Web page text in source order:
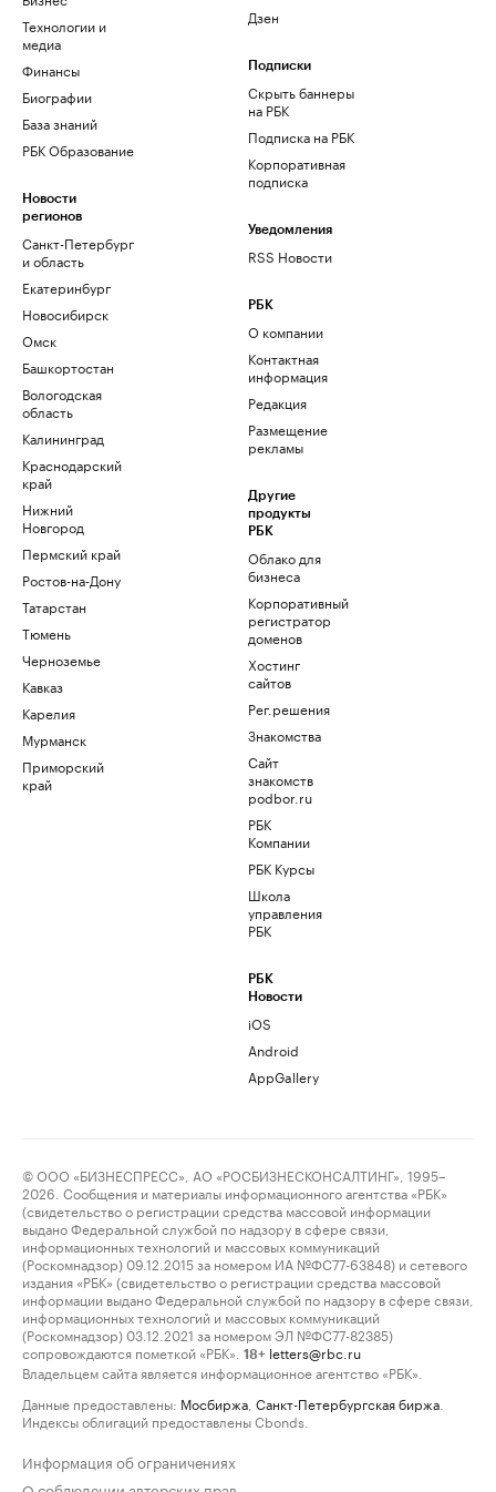
Технологии и
медиа
Финансы
Биографии
База знаний
РБК Образование
Новости
регионов
Санкт-Петербург
и область
Екатеринбург
Новосибирск
Омск
Башкортостан
Вологодская
область
Калининград
Краснодарский
край
Нижний
Новгород
Пермский край
Ростов-на-Дону
Татарстан
Тюмень
Черноземье
Кавказ
Карелия
Мурманск
Приморский
край
Дзен
Подписки
Скрыть баннеры
на РБК
Подписка на РБК
Корпоративная
подписка
Уведомления
RSS Новости
РБК
О компании
Контактная
информация
Редакция
Размещение
рекламы
Другие
продукты
РБК
Облако для
бизнеса
Корпоративный
регистратор
доменов
Хостинг
сайтов
Рег.решения
Знакомства
Сайт
знакомств
podbor.ru
РБК
Компании
РБК Курсы
Школа
управления
РБК
РБК
Новости
iOS
Android
AppGallery
© ООО «БИЗНЕСПРЕСС», АО «РОСБИЗНЕСКОНСАЛТИНГ», 1995–
2026. Сообщения и материалы информационного агентства «РБК»
(свидетельство о регистрации средства массовой информации
выдано Федеральной службой по надзору в сфере связи,
информационных технологий и массовых коммуникаций
(Роскомнадзор) 09.12.2015 за номером ИА №ФС77-63848) и сетевого
издания «РБК» (свидетельство о регистрации средства массовой
информации выдано Федеральной службой по надзору в сфере связи,
информационных технологий и массовых коммуникаций
(Роскомнадзор) 03.12.2021 за номером ЭЛ №ФС77-82385)
сопровождаются пометкой «РБК».
18+ letters@rbc.ru
Владельцем сайта является информационное агентство «РБК».
Данные предоставлены: Мосбиржа Санкт-Петербургская биржа
Индексы облигаций предоставлены Cbonds.
Информация об ограничениях